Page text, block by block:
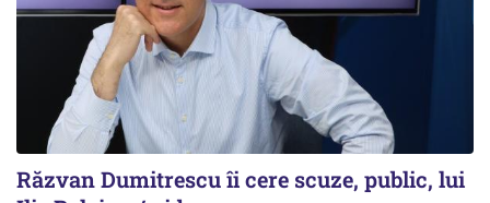
Răzvan Dumitrescu îi cere scuze, public, lui